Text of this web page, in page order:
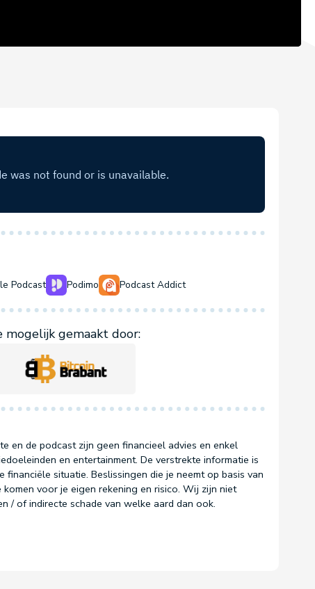
Podcast Podimo Podcast Addict
gemaakt door:
en de podcast zijn geen financieel advies en enkel
en entertainment. De verstrekte informatie is
situatie. Beslissingen die je neemt op basis van
voor je eigen rekening en risico. Wij zijn niet
/ of indirecte schade van welke aard dan ook.